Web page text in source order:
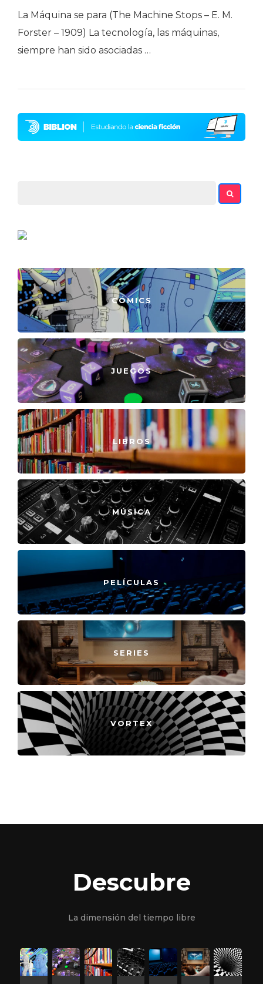
La Máquina se para (The Machine Stops – E. M.
Forster – 1909) La tecnología, las máquinas,
siempre han sido asociadas …
CÓMICS
JUEGOS
LIBROS
MÚSICA
PELÍCULAS
SERIES
VORTEX
Descubre
La dimensión del tiempo libre